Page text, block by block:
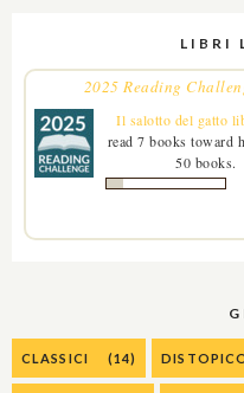
LIBRI
2025 Reading
Il salotto del gatto
read 7 books toward
50 books.
CLASSICI (14)